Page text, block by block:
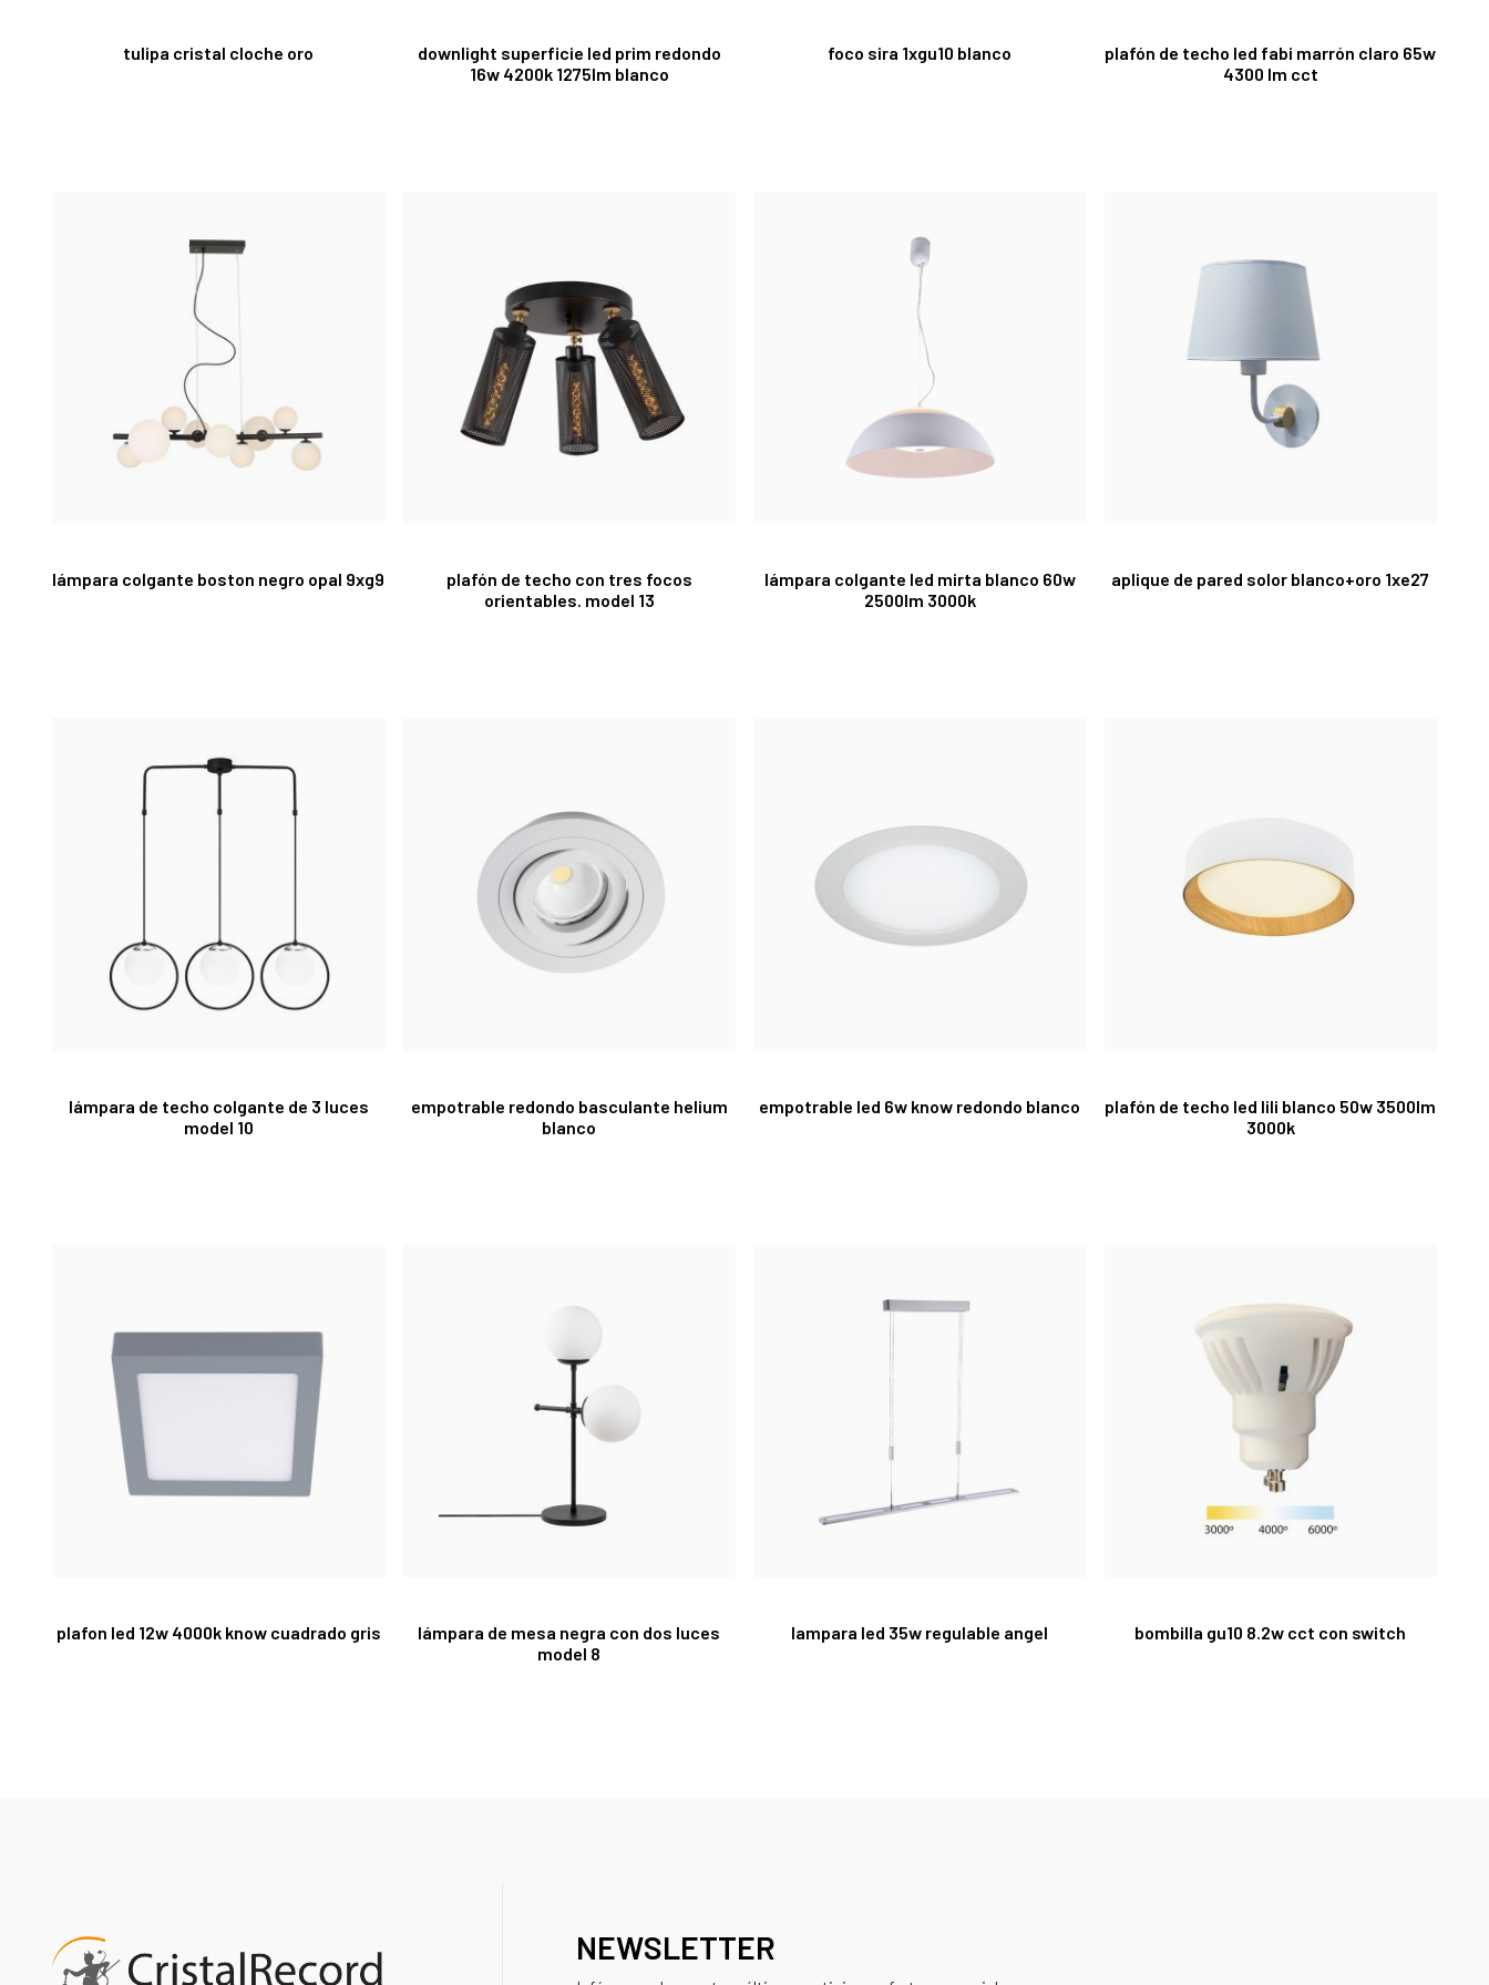
tulipa cristal cloche oro
downlight superficie led prim redondo
16w 4200k 1275lm blanco
foco sira 1xgu10 blanco
plafón de techo led fabi marrón claro 65w
4300 lm cct
lámpara colgante boston negro opal 9xg9
plafón de techo con tres focos
orientables. model 13
lámpara colgante led mirta blanco 60w
2500lm 3000k
aplique de pared solor blanco+oro 1xe27
lámpara de techo colgante de 3 luces
model 10
empotrable redondo basculante helium
blanco
empotrable led 6w know redondo blanco
plafón de techo led lili blanco 50w 3500lm
3000k
plafon led 12w 4000k know cuadrado gris
lámpara de mesa negra con dos luces
model 8
lampara led 35w regulable angel bombilla gu10 8.2w cct con switch
NEWSLETTER